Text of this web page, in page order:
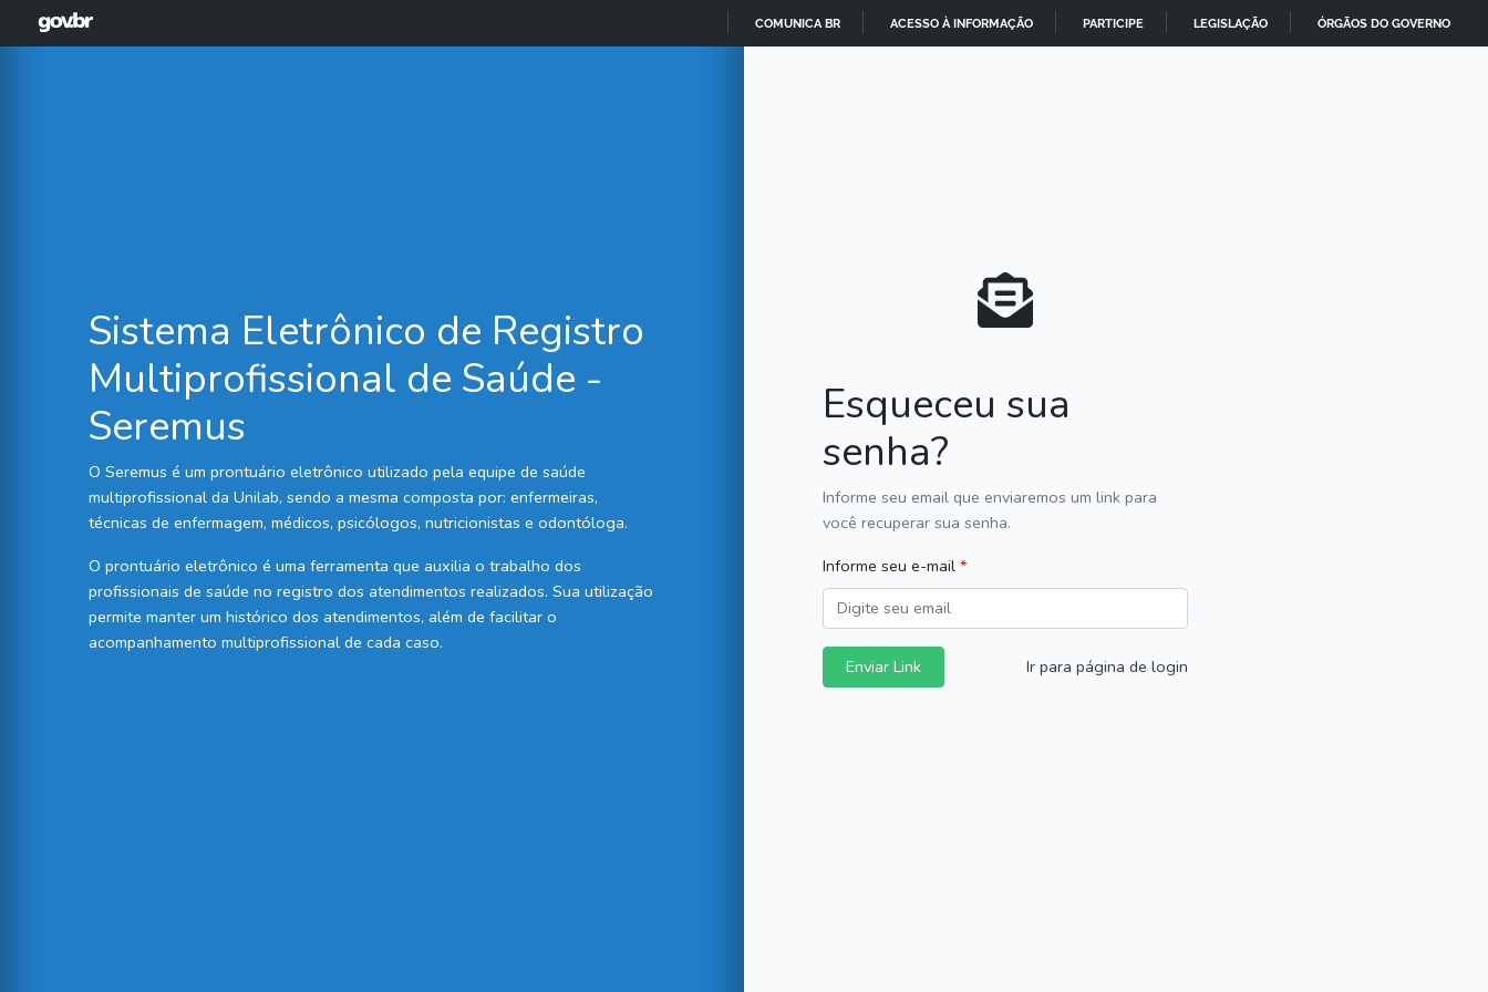
Sistema Eletrônico de Registro
Multiprofissional de Saúde -
Seremus
O Seremus é um prontuário eletrônico utilizado pela equipe de saúde
multiprofissional da Unilab, sendo a mesma composta por: enfermeiras,
técnicas de enfermagem, médicos, psicólogos, nutricionistas e odontóloga.
O prontuário eletrônico é uma ferramenta que auxilia o trabalho dos
profissionais de saúde no registro dos atendimentos realizados. Sua utilização
permite manter um histórico dos atendimentos, além de facilitar o
acompanhamento multiprofissional de cada caso.
Esqueceu sua
senha?
Informe seu email que enviaremos um link para
você recuperar sua senha.
Informe seu e-mail
Enviar Link Ir para página de login
COMUNICA BR ACESSO À INFORMAÇÃO PARTICIPE LEGISLAÇÃO ÓRGÃOS DO GOVERNO